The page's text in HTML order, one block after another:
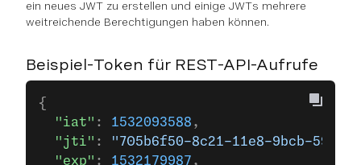
ein neues JWT zu erstellen und einige JWTs mehrere
weitreichende Berechtigungen haben können.
Beispiel-Token für REST-API-Aufrufe
{
  "iat"
: 1532093588 ,
  "jti"
:
"705b6f50-8c21-11e8-9bcb-
  "exp"
: 1532179987 ,